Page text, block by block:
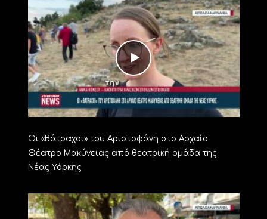
Οι «Βάτραχοι» του Αριστοφάνη στο Αρχαίο
Θέατρο Μακύνειας από θεατρική ομάδα της
Νέας Υόρκης